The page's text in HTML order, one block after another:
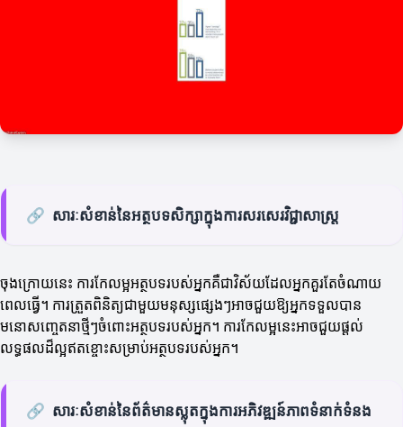
🔗 សារៈសំខាន់នៃអត្ថបទសិក្សា​ក្នុង​ការសរសេរ​វិជ្ជាសាស្ត្រ
ចុងក្រោយនេះ ការកែលម្អអត្ថបទរបស់អ្នកគឺជាវិស័យដែលអ្នកគួរតែចំណាយ
ពេលធ្វើ។ ការត្រួតពិនិត្យជាមួយមនុស្សផ្សេងៗអាចជួយឱ្យអ្នកទទួលបាន
មនោសញ្ចេតនាថ្មីៗចំពោះអត្ថបទរបស់អ្នក។ ការកែលម្អនេះអាចជួយផ្តល់
លទ្ធផលដ៏ល្អឥតខ្ចោះសម្រាប់អត្ថបទរបស់អ្នក។
🔗 សារៈសំខាន់នៃព័ត៌មានស្លុតក្នុងការអភិវឌ្ឍន៍ភាពទំនាក់ទំនង